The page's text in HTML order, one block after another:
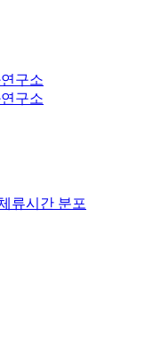
구소
구소
류시간 분포